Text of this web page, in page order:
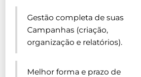
Gestão completa de suas
Campanhas (criação,
organização e relatórios).
Melhor forma e prazo de